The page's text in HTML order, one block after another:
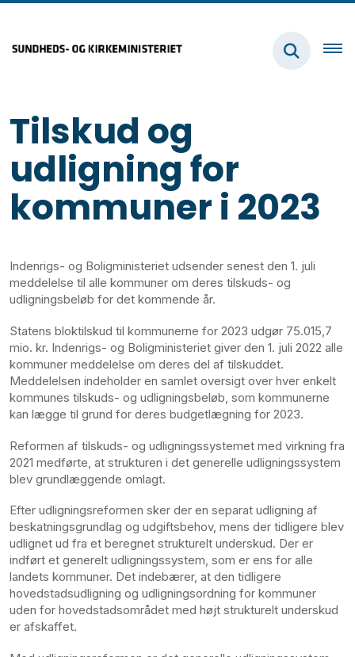
Tilskud og
udligning for
kommuner i 2023
Indenrigs- og Boligministeriet udsender senest den 1. juli
meddelelse til alle kommuner om deres tilskuds- og
udligningsbeløb for det kommende år.
Statens bloktilskud til kommunerne for 2023 udgør 75.015,7
mio. kr. Indenrigs- og Boligministeriet giver den 1. juli 2022 alle
kommuner meddelelse om deres del af tilskuddet.
Meddelelsen indeholder en samlet oversigt over hver enkelt
kommunes tilskuds- og udligningsbeløb, som kommunerne
kan lægge til grund for deres budgetlægning for 2023.
Reformen af tilskuds- og udligningssystemet med virkning fra
2021 medførte, at strukturen i det generelle udligningssystem
blev grundlæggende omlagt.
Efter udligningsreformen sker der en separat udligning af
beskatningsgrundlag og udgiftsbehov, mens der tidligere blev
udlignet ud fra et beregnet strukturelt underskud. Der er
indført et generelt udligningssystem, som er ens for alle
landets kommuner. Det indebærer, at den tidligere
hovedstadsudligning og udligningsordning for kommuner
uden for hovedstadsområdet med højt strukturelt underskud
er afskaffet.